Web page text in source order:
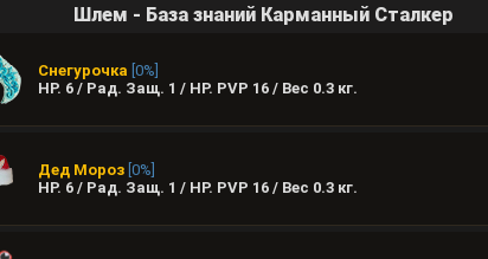
Шлем - База знаний Карманный Сталкер
Снегурочка [0%]
HP. 6 / Рад. Защ. 1 / HP. PVP 16 / Вес 0.3 кг.
Дед Мороз [0%]
HP. 6 / Рад. Защ. 1 / HP. PVP 16 / Вес 0.3 кг.